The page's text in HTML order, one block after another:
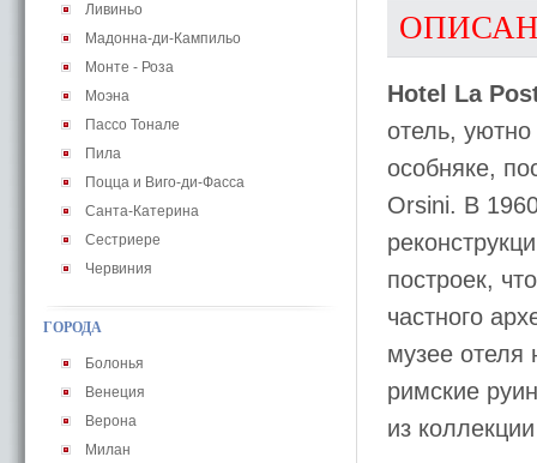
Ливиньо
Мадонна-ди-Кампильо
Монте - Роза
Моэна
Пассо Тонале
Пила
Поцца и Виго-ди-Фасса
Санта-Катерина
Сестриере
Червиния
ГОРОДА
Болонья
Венеция
Верона
Милан
Hotel La
отель,
особняке,
Orsini. В
построек,
частного
музее отеля
римские
из